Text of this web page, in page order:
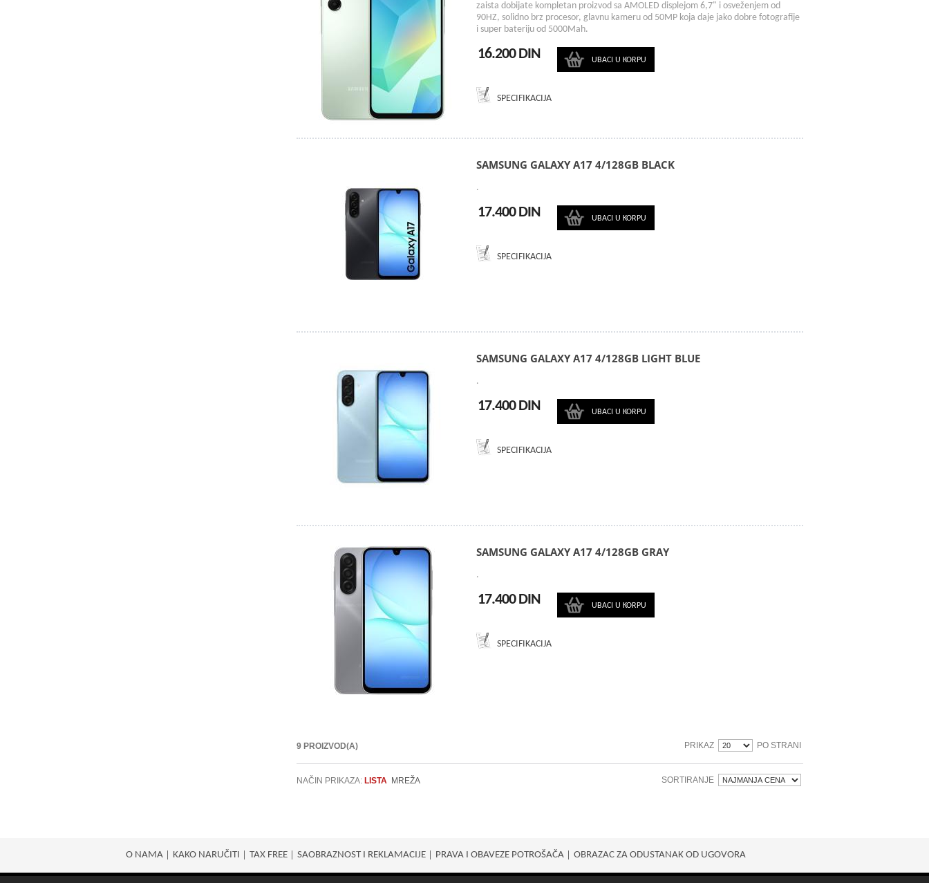
zaista dobijate kompletan proizvod sa AMOLED displejom 6,7" i osveženjem od
90HZ, solidno brz procesor, glavnu kameru od 50MP koja daje jako dobre fotografije
i super bateriju od 5000Mah.
16.200 DIN UBACI U KORPU
SPECIFIKACIJA
SAMSUNG GALAXY A17 4/128GB BLACK
.
17.400 DIN UBACI U KORPU
SPECIFIKACIJA
SAMSUNG GALAXY A17 4/128GB LIGHT BLUE
.
17.400 DIN UBACI U KORPU
SPECIFIKACIJA
SAMSUNG GALAXY A17 4/128GB GRAY
.
17.400 DIN UBACI U KORPU
SPECIFIKACIJA
9 PROIZVOD(A) PRIKAZ PO STRANI
NAČIN PRIKAZA: LISTA MREŽA SORTIRANJE
O NAMA KAKO NARUČITI TAX FREE SAOBRAZNOST I REKLAMACIJE PRAVA I OBAVEZE POTROŠАČA OBRAZAC ZA ODUSTANAK OD UGOVORA